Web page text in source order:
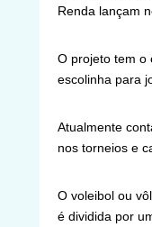
Renda lançam
O projeto tem o
escolinha para
Atualmente
nos torneios e
O voleibol ou
é dividida por